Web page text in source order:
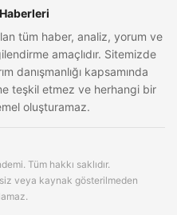
tüm haber, analiz, yorum ve
amaçlıdır. Sitemizde
danışmanlığı kapsamında
teşkil etmez ve herhangi bir
oluşturamaz.
Tüm hakkı saklıdır.
veya kaynak gösterilmeden